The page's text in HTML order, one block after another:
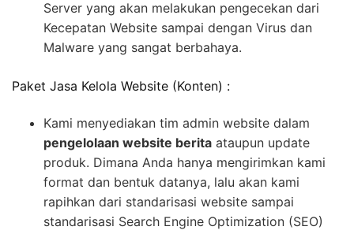
Server yang akan melakukan pengecekan dari
Kecepatan Website sampai dengan Virus dan
Malware yang sangat berbahaya.
Paket Jasa Kelola Website (Konten) :
Kami menyediakan tim admin website dalam
pengelolaan website berita ataupun update
produk. Dimana Anda hanya mengirimkan kami
format dan bentuk datanya, lalu akan kami
rapihkan dari standarisasi website sampai
standarisasi Search Engine Optimization (SEO)